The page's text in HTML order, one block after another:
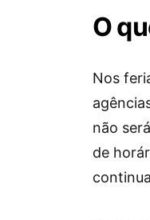
O
Nos
não
de